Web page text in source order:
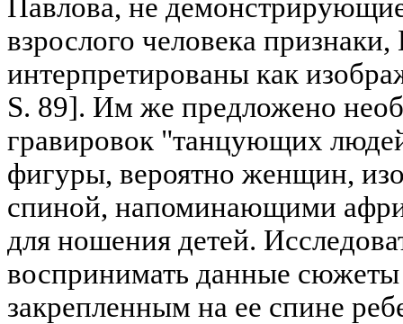
Павлова, не
взрослого человека
интерпретированы как
S. 89]. Им же предложено
гравировок "танцующих
фигуры, вероятно женщин,
спиной, напоминающими
для ношения детей.
воспринимать данные
закрепленным на ее спине